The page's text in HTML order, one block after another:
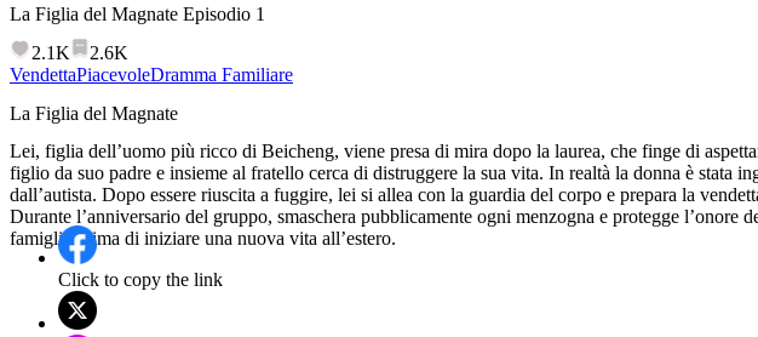
La Figlia del Magnate Episodio 1
2.1K
2.6K
VendettaPiacevoleDramma Familiare
La Figlia del Magnate
Lei, figlia dell’uomo più ricco di Beicheng, viene presa di mira dopo la laurea, che finge di
figlio da suo padre e insieme al fratello cerca di distruggere la sua vita. In realtà la donna è stata
dall’autista. Dopo essere riuscita a fuggire, lei si allea con la guardia del corpo e prepara la
Durante l’anniversario del gruppo, smaschera pubblicamente ogni menzogna e protegge l’onore
famiglia prima di iniziare una nuova vita all’estero.
Click to copy the link